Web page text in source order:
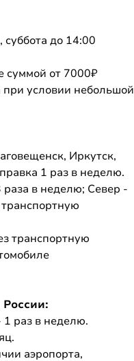
до 14:00
суммой от 7000₽
условии небольшой
Иркутск,
1 раз в неделю.
в неделю; Север -
транспортную
раз в неделю.
аэропорта,